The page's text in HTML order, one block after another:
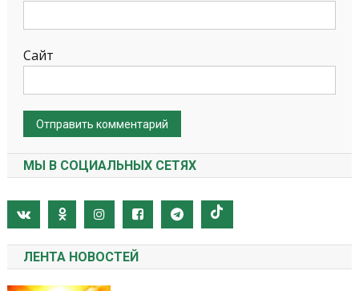
Сайт
МЫ В СОЦИАЛЬНЫХ СЕТЯХ
ЛЕНТА НОВОСТЕЙ